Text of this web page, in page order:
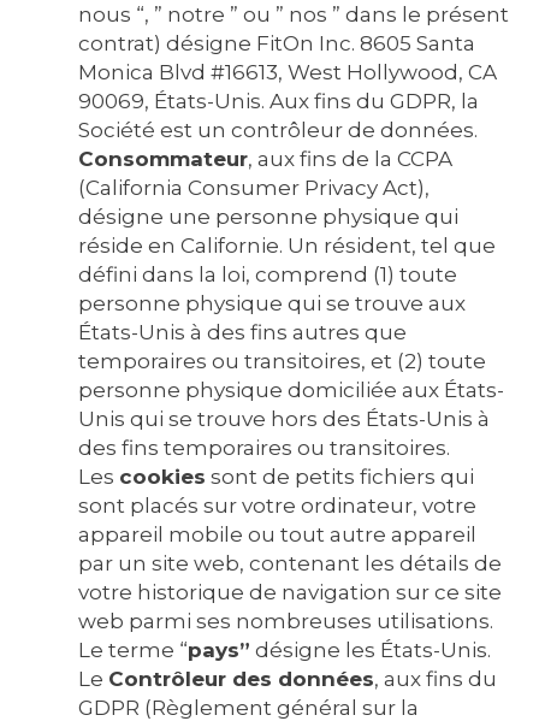
nous “, ” notre ” ou ” nos ” dans le présent
contrat) désigne FitOn Inc. 8605 Santa
Monica Blvd #16613, West Hollywood, CA
90069, États-Unis. Aux fins du GDPR, la
Société est un contrôleur de données.
Consommateur, aux fins de la CCPA
(California Consumer Privacy Act),
désigne une personne physique qui
réside en Californie. Un résident, tel que
défini dans la loi, comprend (1) toute
personne physique qui se trouve aux
États-Unis à des fins autres que
temporaires ou transitoires, et (2) toute
personne physique domiciliée aux États-
Unis qui se trouve hors des États-Unis à
des fins temporaires ou transitoires.
Les cookies sont de petits fichiers qui
sont placés sur votre ordinateur, votre
appareil mobile ou tout autre appareil
par un site web, contenant les détails de
votre historique de navigation sur ce site
web parmi ses nombreuses utilisations.
Le terme “pays” désigne les États-Unis.
Le Contrôleur des données, aux fins du
GDPR (Règlement général sur la